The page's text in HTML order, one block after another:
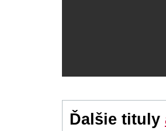
Ďalšie tituly